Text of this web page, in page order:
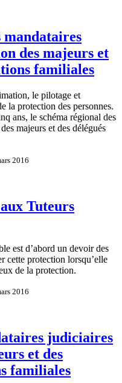
mandataires
des majeurs et
familiales
le pilotage et
la protection des personnes.
ans, le schéma régional des
majeurs et des délégués
2016
Tuteurs
est d’abord un devoir des
cette protection lorsqu’elle
de la protection.
2016
judiciaires
et des
familiales